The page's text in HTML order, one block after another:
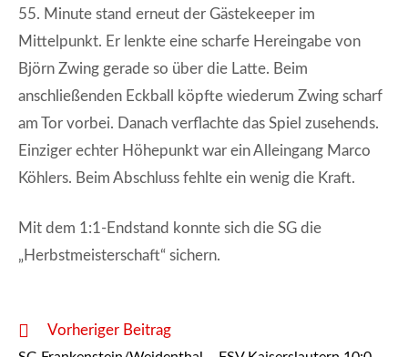
55. Minute stand erneut der Gästekeeper im
Mittelpunkt. Er lenkte eine scharfe Hereingabe von
Björn Zwing gerade so über die Latte. Beim
anschließenden Eckball köpfte wiederum Zwing scharf
am Tor vorbei. Danach verflachte das Spiel zusehends.
Einziger echter Höhepunkt war ein Alleingang Marco
Köhlers. Beim Abschluss fehlte ein wenig die Kraft.
Mit dem 1:1-Endstand konnte sich die SG die
„Herbstmeisterschaft“ sichern.
WeitereVorheriger Beitrag